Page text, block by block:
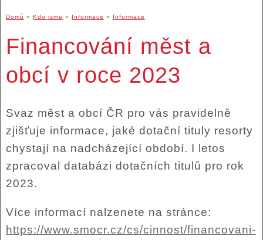
Domů » Kdo jsme » Informace » Informace
Financování měst a
obcí v roce 2023
Svaz měst a obcí ČR pro vás pravidelně
zjišťuje informace, jaké dotační tituly resorty
chystají na nadcházející období. I letos
zpracoval databázi dotačních titulů pro rok
2023.
Více informací nalzenete na stránce:
https://www.smocr.cz/cs/cinnost/financovani-